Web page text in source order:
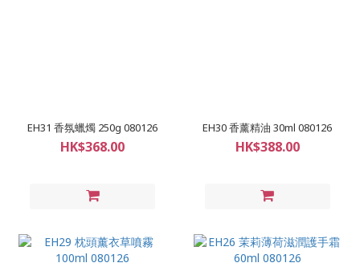
EH31 香氛蠟燭 250g 080126
HK$368.00
EH30 香薰精油 30ml 080126
HK$388.00